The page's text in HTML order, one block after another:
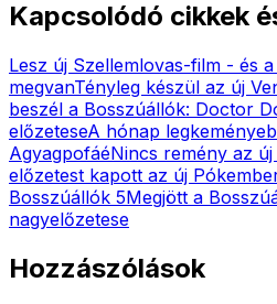
Kapcsolódó cikkek
Lesz új Szellemlovas-film - és
megvanTényleg készül az új
beszél a Bosszúállók: Doctor
előzeteseA hónap
AgyagpofáéNincs remény az
előzetest kapott az új
Bosszúállók 5Megjött a
nagyelőzetese
Hozzászólások